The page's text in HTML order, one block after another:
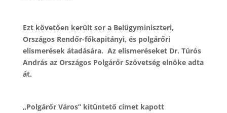
Ezt követően került sor a Belügyminiszteri,
Országos Rendőr-főkapitányi, és polgárőri
elismerések átadására. Az elismeréseket Dr. Túrós
András az Országos Polgárőr Szövetség elnöke adta
át.
„Polgárőr Város” kitüntető címet kapott